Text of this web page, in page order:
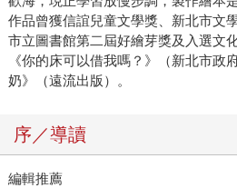
作品曾獲信誼兒童文學獎、新北市文
市立圖書館第二屆好繪芽獎及入選文
《你的床可以借我嗎？》（新北市政
奶》（遠流出版）。
序／導讀
編輯推薦